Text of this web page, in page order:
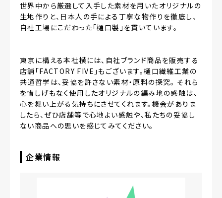
世界中から厳選して入手した素材を用いたオリジナルの
生地作りと、日本人の手による丁寧な物作りを徹底し、
自社工場にこだわった「樋口製」を貫いています。
東京に構える本社横には、自社ブランド商品を販売する
店舗「FACTORY FIVE」もございます。樋口繊維工業の
共通哲学は、妥協を許さない素材・原料の探究。 それら
を惜しげもなく使用したオリジナルの編み地の感触は、
心を舞い上がる気持ちにさせてくれます。機会がありま
したら、ぜひ店舗等で心地よい感触や、私たちの妥協し
ない商品への思いを感じてみてください。
企業情報